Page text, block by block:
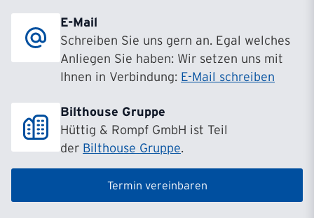
E-Mail
Schreiben Sie uns gern an. Egal welches
Anliegen Sie haben: Wir setzen uns mit
Ihnen in Verbindung: E-Mail schreiben
Bilthouse Gruppe
Hüttig & Rompf GmbH ist Teil
der Bilthouse Gruppe.
Termin vereinbaren